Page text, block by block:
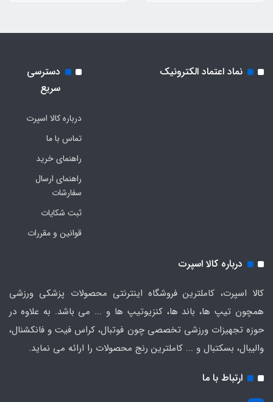
نماد اعتماد الکترونیک
دسترسی
سریع
درباره کالا اسپرت
تماس با ما
راهنمای خرید
راهنمای ارسال
سفارشات
ثبت شکایات
قوانین و مقررات
درباره کالا اسپرت
کالا اسپرت، کاملترین فروشگاه اینترنتی محصولات پزشکی ورزشی
همچون تیپ ها، باند ها، کنزیوتیپ ها و ... می باشد. به علاوه در
حوزه تجهیزات ورزشی تخصصی چون فوتبال، کراس فیت و فانکشنال،
والیبال، بسکتبال و ... کاملترین رنج محصولات را ارائه می نماید.
ارتباط با ما